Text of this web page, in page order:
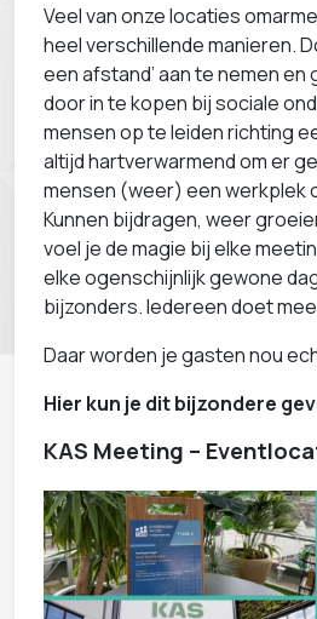
Veel van onze locaties
heel verschillende manieren.
een afstand’ aan te nemen
door in te kopen bij sociale
mensen op te leiden richting
altijd hartverwarmend om er
mensen (weer) een werkplek
Kunnen bijdragen, weer
voel je de magie bij elke
elke ogenschijnlijk gewone
bijzonders. Iedereen doet
Daar worden je gasten nou
Hier kun je dit bijzondere
KAS Meeting –